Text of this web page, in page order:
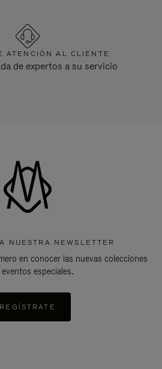
ATENCIÓN AL CLIENTE
de expertos a su servicio
NUESTRA NEWSLETTER
en conocer las nuevas colecciones
especiales.
REGÍSTRATE